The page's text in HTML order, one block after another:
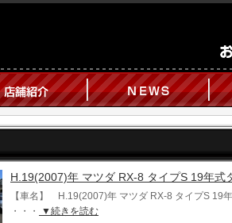
H.19(2007)年 マツダ RX-8 タイプS 19年式
【車名】 H.19(2007)年 マツダ RX-8 タイプS 19
・・・
▼続きを読む